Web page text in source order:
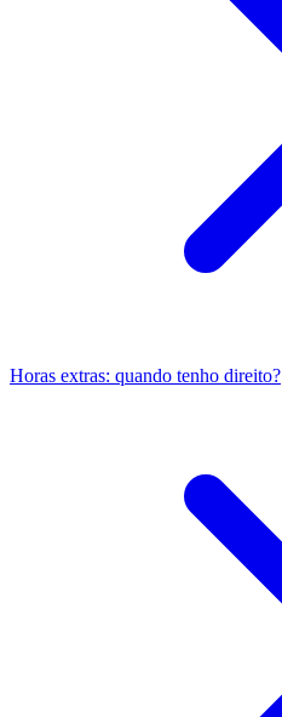
Horas extras: quando tenho direito?